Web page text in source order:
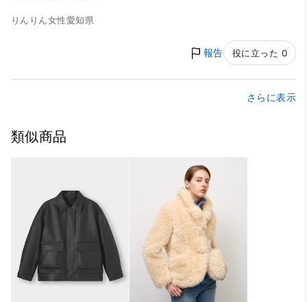
りんりん女性愛知県
報告 役に立った 0
さらに表示
類似商品